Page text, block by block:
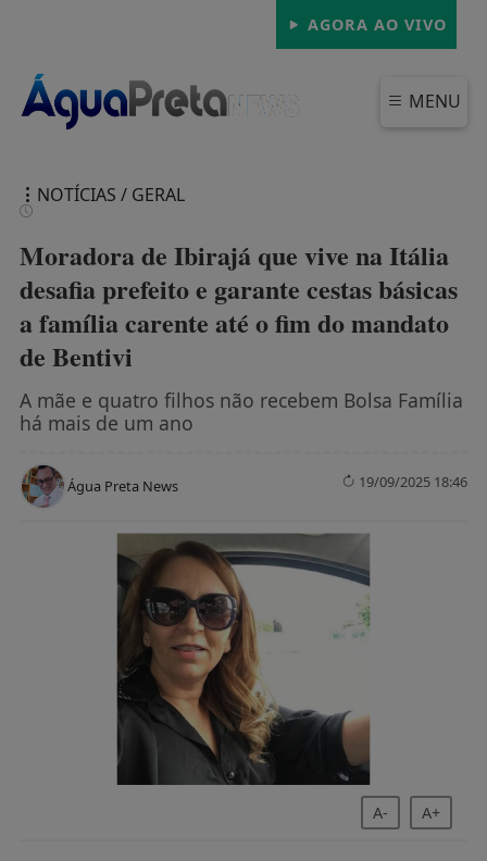
AGORA AO VIVO
MENU
FECHAR
NOTÍCIAS / GERAL
Moradora de Ibirajá que vive na Itália
desafia prefeito e garante cestas básicas
a família carente até o fim do mandato
de Bentivi
A mãe e quatro filhos não recebem Bolsa Família
há mais de um ano
Água Preta News 19/09/2025 18:46
A- A+